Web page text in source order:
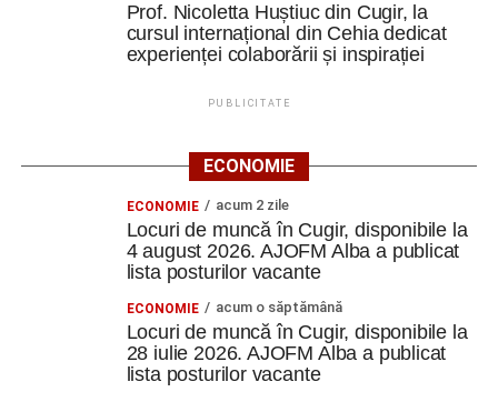
Prof. Nicoletta Huștiuc din Cugir, la
cursul internațional din Cehia dedicat
experienței colaborării și inspirației
PUBLICITATE
ECONOMIE
ECONOMIE acum 2 zile
Locuri de muncă în Cugir, disponibile la
4 august 2026. AJOFM Alba a publicat
lista posturilor vacante
ECONOMIE acum o săptămână
Locuri de muncă în Cugir, disponibile la
28 iulie 2026. AJOFM Alba a publicat
lista posturilor vacante